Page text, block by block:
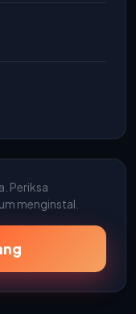
Periksa
menginstal.